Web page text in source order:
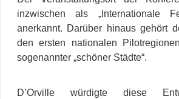
inzwischen als „Internationale
anerkannt. Darüber hinaus gehört
den ersten nationalen
sogenannter „schöner Städte“.
D’Orville würdigte diese